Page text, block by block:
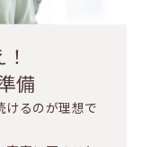
備
けるのが理想で